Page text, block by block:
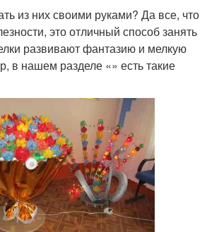
из них своими руками? Да все, что
это отличный способ занять
развивают фантазию и мелкую
в нашем разделе «» есть такие